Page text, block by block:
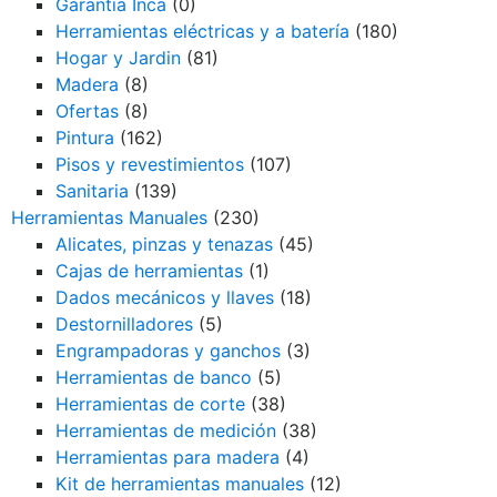
Herramientas eléctricas y a batería (180)
Hogar y Jardin (81)
Madera (8)
Ofertas (8)
Pintura (162)
Pisos y revestimientos (107)
Sanitaria (139)
Herramientas Manuales (230)
Alicates, pinzas y tenazas (45)
Cajas de herramientas (1)
Dados mecánicos y llaves (18)
Destornilladores (5)
Engrampadoras y ganchos (3)
Herramientas de banco (5)
Herramientas de corte (38)
Herramientas de medición (38)
Herramientas para madera (4)
Kit de herramientas manuales (12)